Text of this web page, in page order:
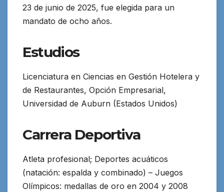
23 de junio de 2025, fue elegida para un
mandato de ocho años.
Estudios
Licenciatura en Ciencias en Gestión Hotelera y
de Restaurantes, Opción Empresarial,
Universidad de Auburn (Estados Unidos)
Carrera Deportiva
Atleta profesional; Deportes acuáticos
(natación: espalda y combinado) – Juegos
Olímpicos: medallas de oro en 2004 y 2008